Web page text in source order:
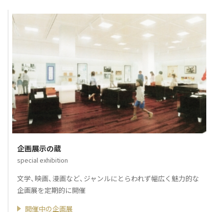
企画展示の蔵
special exhibition
文学、映画、漫画など、ジャンルにとらわれず幅広く魅力的な
企画展を定期的に開催
開催中の企画展